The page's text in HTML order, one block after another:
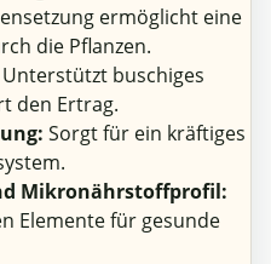
ermöglicht eine
die Pflanzen.
Unterstützt buschiges
den Ertrag.
Sorgt für ein kräftiges
Mikronährstoffprofil:
Elemente für gesunde